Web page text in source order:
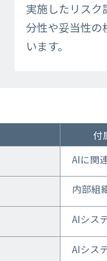
実施したリスク
分性や妥当性の
います。
付
AIに関
内部組
AIシス
AIシス